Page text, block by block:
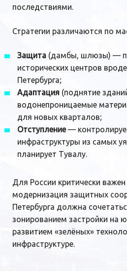
последствиями.
Стратегии различаются по
Защита (дамбы, шлюзы) —
исторических центров
Петербурга;
Адаптация (поднятие
водонепроницаемые
для новых кварталов;
Отступление—
инфраструктуры из самых
планирует Тувалу.
Для России критически
модернизация защитных
Петербурга должна
зонированием застройки на
развитием «зелёных»
инфраструктуре.